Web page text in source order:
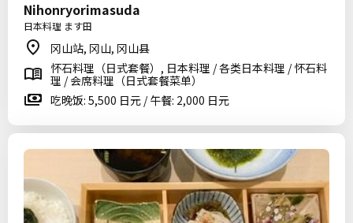
Nihonryorimasuda
日本料理 ます田
冈山站, 冈山, 冈山县
怀石料理（日式套餐）, 日本料理 / 各类日本料理 / 怀石料
理 / 会席料理（日式套餐菜单）
吃晚饭: 5,500 日元 / 午餐: 2,000 日元